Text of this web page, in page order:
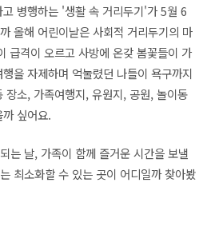
병행하는 '생활 속 거리두기'가 5월 6
올해 어린이날은 사회적 거리두기의 마
급격이 오르고 사방에 온갖 봄꽃들이 가
을 자제하며 억눌렸던 나들이 욕구까지
장소, 가족여행지, 유원지, 공원, 놀이동
싶어요.
는 날, 가족이 함께 즐거운 시간을 보낼
최소화할 수 있는 곳이 어디일까 찾아봤